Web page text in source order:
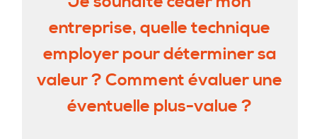
entreprise, quelle technique
employer pour déterminer sa
valeur ? Comment évaluer une
éventuelle plus-value ?